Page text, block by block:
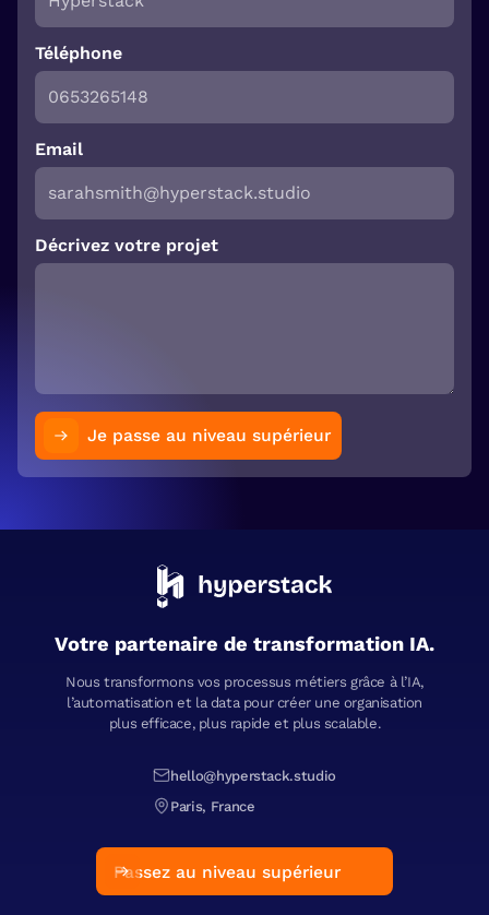
Téléphone
Email
Décrivez votre projet
Je passe au niveau supérieur
Votre partenaire de transformation IA.
Nous transformons vos processus métiers grâce à l’IA,
l’automatisation et la data pour créer une organisation
plus efficace, plus rapide et plus scalable.
hello@hyperstack.studio
Paris, France
Passez au niveau supérieur